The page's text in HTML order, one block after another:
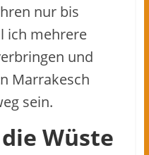
nur bis
ich mehrere
und
Marrakesch
sein.
Wüste